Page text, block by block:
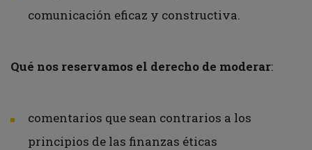
comunicación eficaz y constructiva.
Qué nos reservamos el derecho de moderar:
comentarios que sean contrarios a los
principios de las finanzas éticas